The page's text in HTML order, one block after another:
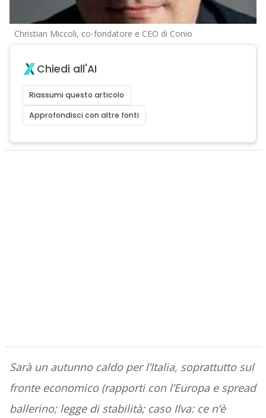
Christian Miccoli, co-fondatore e CEO di Conio
Chiedi all'AI
Riassumi questo articolo
Approfondisci con altre fonti
Sarà un autunno caldo per l’Italia, soprattutto sul
fronte economico (rapporti con l’Europa e spread
ballerino; legge di stabilità; caso Ilva: ce n’è